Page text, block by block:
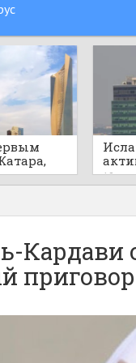
18
Кардави
приговор